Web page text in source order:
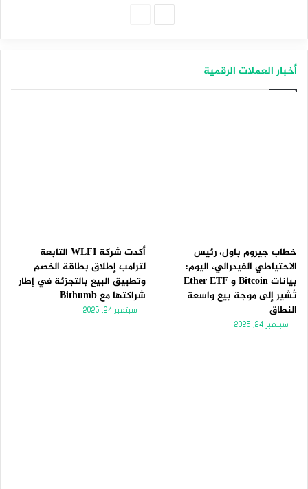
أخبار العملات الرقمية
خطاب جيروم باول، رئيس
الاحتياطي الفيدرالي، اليوم:
بيانات Bitcoin و Ether ETF
تُشير إلى موجة بيع واسعة
النطاق
سبتمبر 24, 2025
أكدت شركة WLFI التابعة
لترامب إطلاق بطاقة الخصم
وتطبيق البيع بالتجزئة في إطار
شراكتها مع Bithumb
سبتمبر 24, 2025